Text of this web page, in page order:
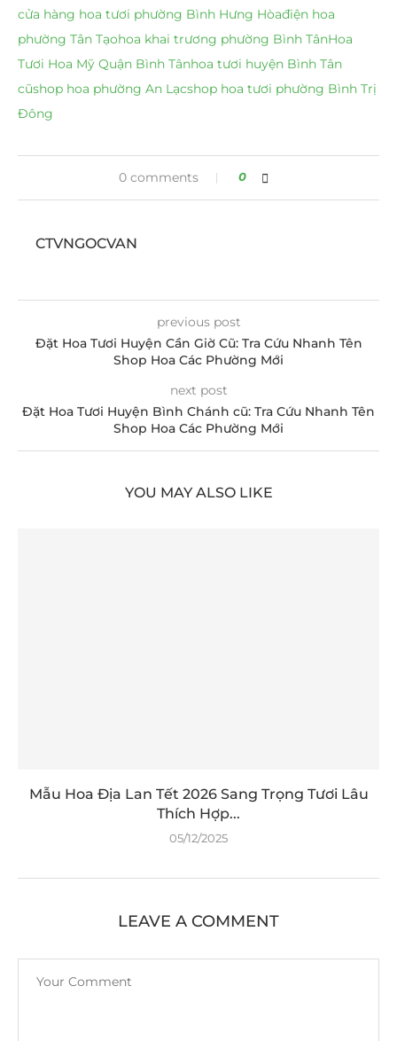
cửa hàng hoa tươi phường Bình Hưng Hòađiện hoa
phường Tân Tạohoa khai trương phường Bình TânHoa
Tươi Hoa Mỹ Quận Bình Tânhoa tươi huyện Bình Tân
cũshop hoa phường An Lạcshop hoa tươi phường Bình Trị
Đông
0 comments 0
CTVNGOCVAN
previous post
Đặt Hoa Tươi Huyện Cần Giờ Cũ: Tra Cứu Nhanh Tên
Shop Hoa Các Phường Mới
next post
Đặt Hoa Tươi Huyện Bình Chánh cũ: Tra Cứu Nhanh Tên
Shop Hoa Các Phường Mới
YOU MAY ALSO LIKE
Mẫu Hoa Địa Lan Tết 2026 Sang Trọng Tươi Lâu
Thích Hợp...
05/12/2025
LEAVE A COMMENT